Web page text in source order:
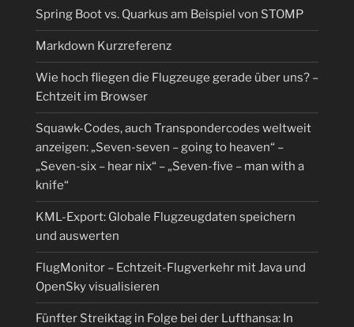
Spring Boot vs. Quarkus am Beispiel von STOMP
Markdown Kurzreferenz
Wie hoch fliegen die Flugzeuge gerade über uns? –
Echtzeit im Browser
Squawk-Codes, auch Transpondercodes weltweit
anzeigen: „Seven-seven – going to heaven“ –
„Seven-six – hear nix“ – „Seven-five – man with a
knife“
KML-Export: Globale Flugzeugdaten speichern
und auswerten
FlugMonitor – Echtzeit-Flugverkehr mit Java und
OpenSky visualisieren
Fünfter Streiktag in Folge bei der Lufthansa: In